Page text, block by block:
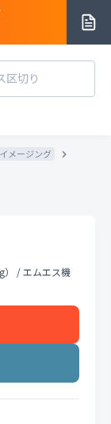
メージング
/エムエス機